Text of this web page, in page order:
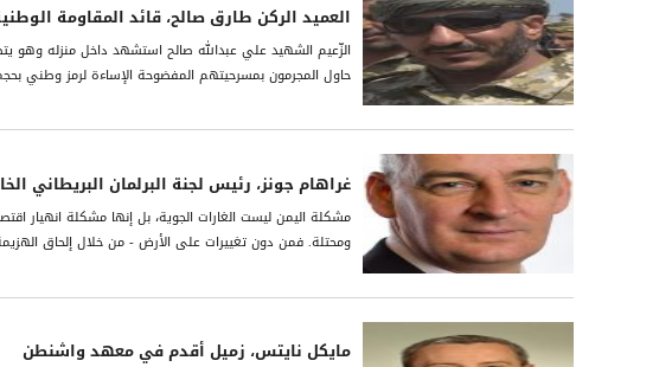
العميد الركن طارق صالح، قائد المقاومة
الزّعيم الشهيد علي عبدالله صالح استشهد داخل منزله وهو
حاول المجرمون بمسرحيتهم المفضوحة الإساءة لرمز وطني
غراھام جونز، رئیس لجنة البرلمان البریطاني
مشكلة الیمن لیست الغارات الجویة، بل إنھا مشكلة انھیار
ومحتلة. فمن دون تغییرات على الأرض - من خلال إلحاق
مايكل نايتس، زميل أقدم في معهد واشنطن